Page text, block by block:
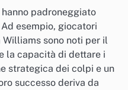
padroneggiato
esempio, giocatori
sono noti per il
la capacità di dettare i
strategica dei colpi e un
successo deriva da